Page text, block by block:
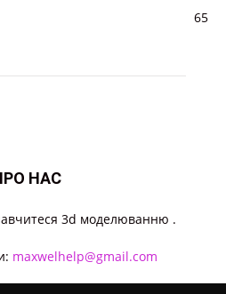
65
НАС
3d моделюванню .
maxwelhelp@gmail.com